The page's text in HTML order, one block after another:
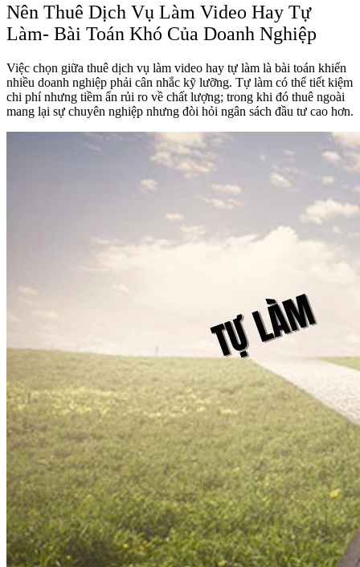
Nên Thuê Dịch Vụ Làm Video Hay Tự
Làm- Bài Toán Khó Của Doanh Nghiệp
Việc chọn giữa thuê dịch vụ làm video hay tự làm là bài toán khiến
nhiều doanh nghiệp phải cân nhắc kỹ lưỡng. Tự làm có thể tiết kiệm
chi phí nhưng tiềm ẩn rủi ro về chất lượng; trong khi đó thuê ngoài
mang lại sự chuyên nghiệp nhưng đòi hỏi ngân sách đầu tư cao hơn.